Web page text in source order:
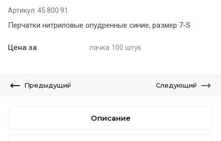
Артикул: 45 800 91
Перчатки нитриловые опудренные синие, размер 7-S
Цена за пачка 100 штук
Предыдущий Следующий
Описание